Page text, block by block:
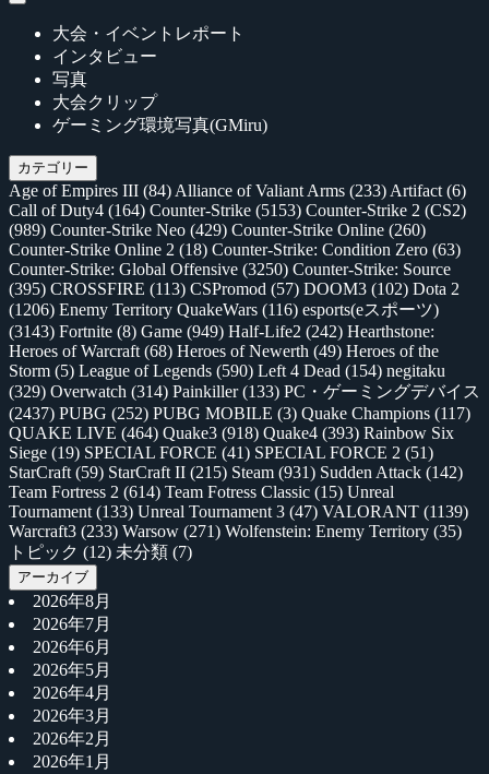
大会・イベントレポート
インタビュー
写真
大会クリップ
ゲーミング環境写真(GMiru)
カテゴリー
Age of Empires III (84) Alliance of Valiant Arms (233) Artifact (6)
Call of Duty4 (164) Counter-Strike (5153) Counter-Strike 2 (CS2)
(989) Counter-Strike Neo (429) Counter-Strike Online (260)
Counter-Strike Online 2 (18) Counter-Strike: Condition Zero (63)
Counter-Strike: Global Offensive (3250) Counter-Strike: Source
(395) CROSSFIRE (113) CSPromod (57) DOOM3 (102) Dota 2
(1206) Enemy Territory QuakeWars (116) esports(eスポーツ)
(3143) Fortnite (8) Game (949) Half-Life2 (242) Hearthstone:
Heroes of Warcraft (68) Heroes of Newerth (49) Heroes of the
Storm (5) League of Legends (590) Left 4 Dead (154) negitaku
(329) Overwatch (314) Painkiller(133) PC・ゲーミングデバイス
(2437) PUBG (252) PUBG MOBILE (3) Quake Champions (117)
QUAKE LIVE (464) Quake3 (918) Quake4 (393) Rainbow Six
Siege (19) SPECIAL FORCE (41) SPECIAL FORCE 2 (51)
StarCraft (59) StarCraft II (215) Steam (931) Sudden Attack (142)
Team Fortress 2 (614) Team Fotress Classic (15) Unreal
Tournament (133) Unreal Tournament 3 (47) VALORANT (1139)
Warcraft3 (233) Warsow (271) Wolfenstein: Enemy Territory (35)
トピック (12) 未分類 (7)
アーカイブ
2026年8月
2026年7月
2026年6月
2026年5月
2026年4月
2026年3月
2026年2月
2026年1月